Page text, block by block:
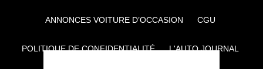
ANNONCES VOITURE D’OCCASION CGU
POLITIQUE DE CONFIDENTIALITÉ L'AUTO JOURNAL